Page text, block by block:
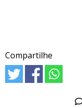
Compartilhe